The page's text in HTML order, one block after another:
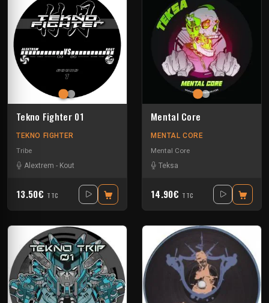
Tekno Fighter 01
TEKNO FIGHTER
Tribe
Alextrem - Kout
13.50€ TTC
Mental Core
MENTAL CORE
Mental Core
Teksa
14.90€ TTC